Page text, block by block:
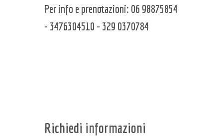
Per info e prenotazioni: 06 98875854
- 3476304510 - 329 0370784
Richiedi informazioni